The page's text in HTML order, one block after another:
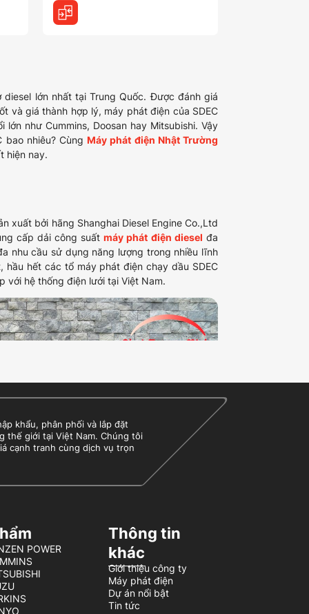
lớn nhất tại Trung Quốc. Được đánh giá
và giá thành hợp lý, máy phát điện của SDEC
như Cummins, Doosan hay Mitsubishi. Vậy
bao nhiêu? CùngMáy phát điện Nhật Trường
hiện nay.
xuất bởi hãng Shanghai Diesel Engine Co.,Ltd
cấp dải công suấtmáy phát điện diesel đa
nhu cầu sử dụng năng lượng trong nhiều lĩnh
hết các tổ máy phát điện chạy dầu SDEC
với hệ thống điện lưới tại Việt Nam.
khẩu, phân phối và lắp đặt
thế giới tại Việt Nam. Chúng tôi
cạnh tranh cùng dịch vụ trọn
POWER
Thông tin
khác
Giới thiệu công ty
Máy phát điện
Dự án nổi bật
Tin tức